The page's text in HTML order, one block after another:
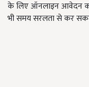
के लिए ऑनलाइन आवेदन
भी समय सरलता से कर